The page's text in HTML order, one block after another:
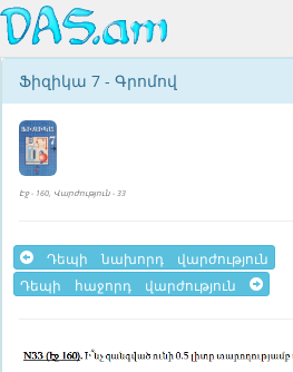
Ֆիզիկա 7 - Գրոմով
Էջ - 160, Վարժություն - 33
Դեպի նախորդ վարժություն
Դեպի հաջորդ վարժություն